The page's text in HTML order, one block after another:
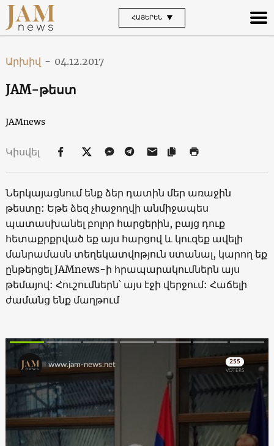
ՀԱՅԵՐԵՆ
Արխիվ - 04.12.2017
JAM-թեստ
JAMnews
Կիսվել
Ներկայացնում ենք ձեր դատին մեր առաջին
թեստը: Եթե ձեզ չհաջողվի անմիջապես
պատասխանել բոլոր հարցերին, բայց դուք
հետաքրքրված եք այս հարցով և կուզեք ավելի
մանրամասն տեղեկատվոթյուն ստանալ, կարող եք
ընթերցել JAMnews-ի հրապարակումներն այս
թեմայով: Հուշումներն՝ այս էջի վերջում: Հաճելի
ժամանց ենք մաղթում